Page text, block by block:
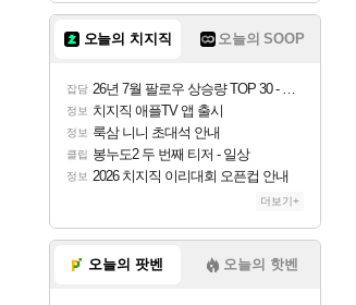
오늘의 치지직 오늘의 SOOP
잡담 26년 7월 팔로우 상승량 TOP 30 - 월간 치지직
정보 치지직 애플TV 앱 출시
정보 룩삼 니니 초대석 안내
클립 봉누도2 두 번째 티저 - 일상
정보 2026 치지직 이리대회 오픈컵 안내
더보기+
오늘의 팟벤 오늘의 핫벤